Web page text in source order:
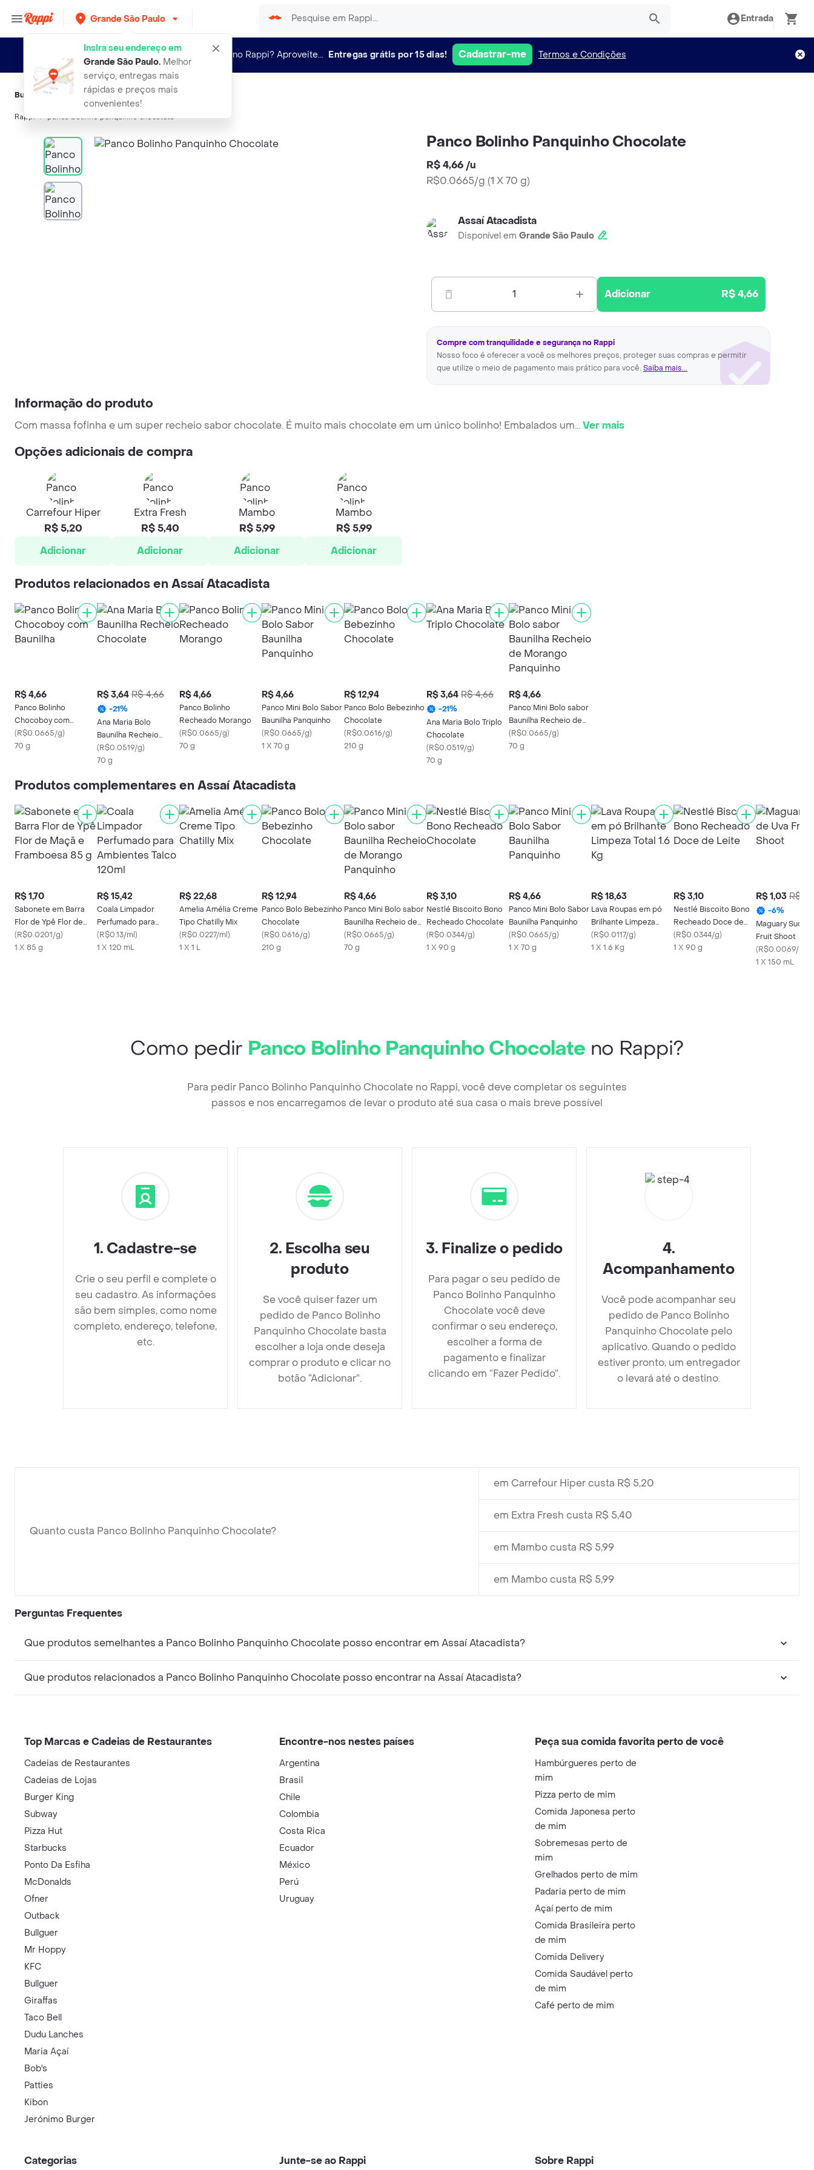
Grande São Paulo
Insira seu endereço em
Grande São Paulo.Melhor
serviço, entregas mais
rápidas e preços mais
convenientes!
Entrada
Novo no Rappi? Aproveite... Entregas grátis por 15 dias! Cadastrar-me Termos e Condições
Buscas relacionadas:Arepas, Panco,Ana Maria
Rappi panco bolinho panquinho chocolate
Panco Bolinho Panquinho Chocolate
R$ 4,66 /u
R$0.0665/g (1 X 70 g)
Assaí Atacadista
Disponível em Grande São Paulo
1 Adicionar R$ 4,66
Compre com tranquilidade e segurança no Rappi
Nosso foco é oferecer a você os melhores preços, proteger suas compras e permitir
que utilize o meio de pagamento mais prático para você. Saiba mais...
Informação do produto
Com massa fofinha e um super recheio sabor chocolate. É muito mais chocolate em um único bolinho! Embalados um...Ver mais
Opções adicionais de compra
Carrefour Hiper
R$ 5,20
Adicionar
Extra Fresh
R$ 5,40
Adicionar
Mambo
R$ 5,99
Adicionar
Mambo
R$ 5,99
Adicionar
Produtos relacionados en Assaí Atacadista
R$ 4,66
Panco Bolinho
Chocoboy com
Baunilha
(R$0.0665/g)
70 g
R$ 3,64 R$ 4,66
-21%
Ana Maria Bolo
Baunilha Recheio
Chocolate
(R$0.0519/g)
70 g
R$ 4,66
Panco Bolinho
Recheado Morango
(R$0.0665/g)
70 g
R$ 4,66
Panco Mini Bolo Sabor
Baunilha Panquinho
(R$0.0665/g)
1 X 70 g
R$ 12,94
Panco Bolo Bebezinho
Chocolate
(R$0.0616/g)
210 g
R$ 3,64 R$ 4,66
-21%
Ana Maria Bolo Triplo
Chocolate
(R$0.0519/g)
70 g
R$ 4,66
Panco Mini Bolo sabor
Baunilha Recheio de
Morango Panquinho
(R$0.0665/g)
70 g
Produtos complementares en Assaí Atacadista
R$ 1,70
Sabonete em Barra
Flor de Ypê Flor de
Maçã e Framboesa 85
g
(R$0.0201/g)
1 X 85 g
R$ 15,42
Coala Limpador
Perfumado para
Ambientes Talco
120ml
(R$0.13/ml)
1 X 120 mL
R$ 22,68
Amelia Amélia Creme
Tipo Chatilly Mix
(R$0.0227/ml)
1 X 1 L
R$ 12,94
Panco Bolo Bebezinho
Chocolate
(R$0.0616/g)
210 g
R$ 4,66
Panco Mini Bolo sabor
Baunilha Recheio de
Morango Panquinho
(R$0.0665/g)
70 g
R$ 3,10
Nestlé Biscoito Bono
Recheado Chocolate
(R$0.0344/g)
1 X 90 g
R$ 4,66
Panco Mini Bolo Sabor
Baunilha Panquinho
(R$0.0665/g)
1 X 70 g
R$ 18,63
Lava Roupas em pó
Brilhante Limpeza
Total 1.6 Kg
(R$0.0117/g)
1 X 1.6 Kg
R$ 3,10
Nestlé Biscoito Bono
Recheado Doce de
Leite
(R$0.0344/g)
1 X 90 g
R$ 1,03 R$
-6%
Maguary Suco
Fruit Shoot
(R$0.0069/ml
1 X 150 mL
Como pedir Panco Bolinho Panquinho Chocolate no Rappi?
Para pedir Panco Bolinho Panquinho Chocolate no Rappi, você deve completar os seguintes
passos e nos encarregamos de levar o produto até sua casa o mais breve possível
1. Cadastre-se
Crie o seu perfil e complete o
seu cadastro. As informações
são bem simples, como nome
completo, endereço, telefone,
etc.
2. Escolha seu
produto
Se você quiser fazer um
pedido de Panco Bolinho
Panquinho Chocolate basta
escolher a loja onde deseja
comprar o produto e clicar no
botão “Adicionar”.
3. Finalize o pedido
Para pagar o seu pedido de
Panco Bolinho Panquinho
Chocolate você deve
confirmar o seu endereço,
escolher a forma de
pagamento e finalizar
clicando em ”Fazer Pedido”.
4.
Acompanhamento
Você pode acompanhar seu
pedido de Panco Bolinho
Panquinho Chocolate pelo
aplicativo. Quando o pedido
estiver pronto, um entregador
o levará até o destino.
Quanto custa Panco Bolinho Panquinho Chocolate?
em Carrefour Hiper custa R$ 5,20
em Extra Fresh custa R$ 5,40
em Mambo custa R$ 5,99
em Mambo custa R$ 5,99
Perguntas Frequentes
Que produtos semelhantes a Panco Bolinho Panquinho Chocolate posso encontrar em Assaí Atacadista?
Que produtos relacionados a Panco Bolinho Panquinho Chocolate posso encontrar na Assaí Atacadista?
Top Marcas e Cadeias de Restaurantes
Cadeias de Restaurantes
Cadeias de Lojas
Burger King
Subway
Pizza Hut
Starbucks
Ponto Da Esfiha
McDonalds
Ofner
Outback
Bullguer
Mr Hoppy
KFC
Bullguer
Giraffas
Taco Bell
Dudu Lanches
Maria Açaí
Bob's
Patties
Kibon
Jerónimo Burger
Encontre-nos nestes países
Argentina
Brasil
Chile
Colombia
Costa Rica
Ecuador
México
Perú
Uruguay
Peça sua comida favorita perto de você
Hambúrgueres perto de
mim
Pizza perto de mim
Comida Japonesa perto
de mim
Sobremesas perto de
mim
Grelhados perto de mim
Padaria perto de mim
Açaí perto de mim
Comida Brasileira perto
de mim
Comida Delivery
Comida Saudável perto
de mim
Café perto de mim
Categorias Junte-se ao Rappi Sobre Rappi